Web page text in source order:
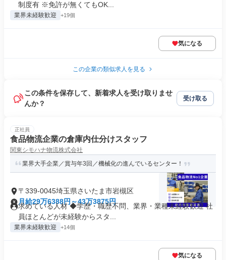
制度有 ※免許が無くてもOK...
業界未経験歓迎 +19個
気になる
この企業の類似求人を見る
この条件を保存して、新着求人を受け取りませ
んか？
受け取る
正社員
食品物流企業の倉庫内仕分けスタッフ
関東シモハナ物流株式会社
業界大手企業／賞与年3回／機械化の進んでいるセンター！
〒339-0045埼玉県さいたま市岩槻区
月給29万6388円～43万3875円
求めている人材 ◆学歴・職歴不問、業界・業種未経験歓迎 社
員ほとんどが未経験からスタ...
業界未経験歓迎 +14個
気になる